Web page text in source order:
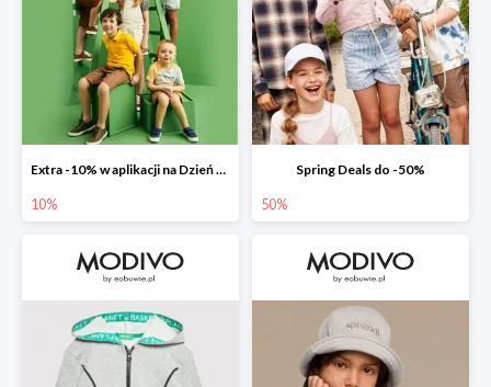
Extra -10% w aplikacji na Dzień Dziecka
10%
Spring Deals do -50%
50%